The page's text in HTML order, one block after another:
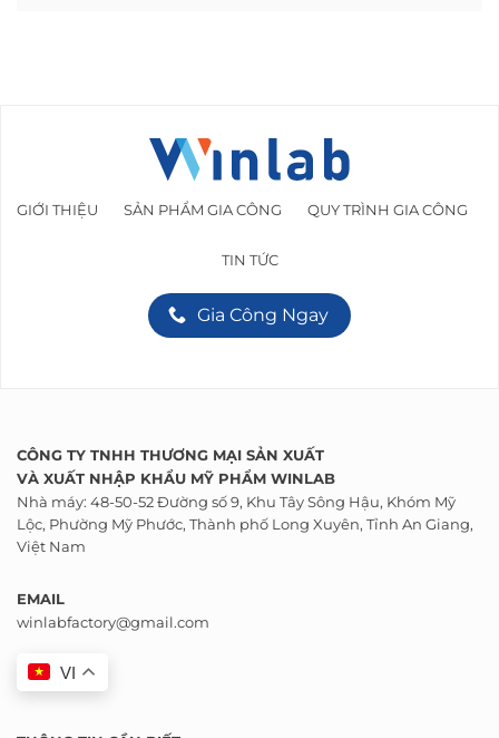
GIỚI THIỆU SẢN PHẨM GIA CÔNG QUY TRÌNH GIA CÔNG
TIN TỨC
Gia Công Ngay
CÔNG TY TNHH THƯƠNG MẠI SẢN XUẤT
VÀ XUẤT NHẬP KHẨU MỸ PHẨM WINLAB
Nhà máy: 48-50-52 Đường số 9, Khu Tây Sông Hậu, Khóm Mỹ
Lộc, Phường Mỹ Phước, Thành phố Long Xuyên, Tỉnh An Giang,
Việt Nam
EMAIL
winlabfactory@gmail.com
VI